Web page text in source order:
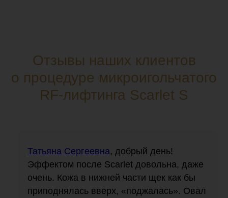
Отзывы наших клиентов
о процедуре микроигольчатого
RF-лифтинга Scarlet S
Татьяна Сергеевна, добрый день!
Эффектом после Scarlet довольна, даже
очень. Кожа в нижней части щек как бы
приподнялась вверх, «поджалась». Овал